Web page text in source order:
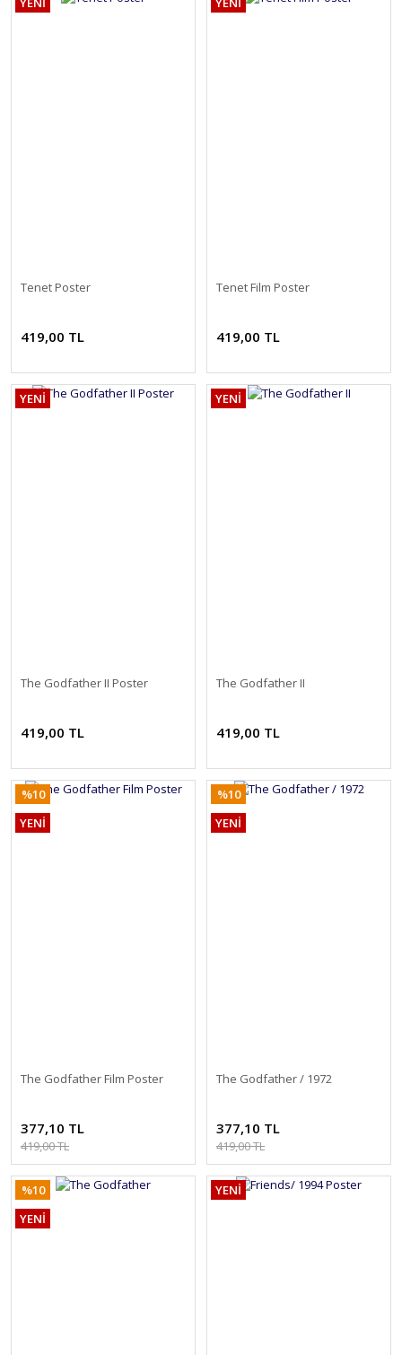
Tenet Poster
419,00 TL
Tenet Film Poster
419,00 TL
YENİ
The Godfather II Poster
419,00 TL
YENİ
The Godfather II
419,00 TL
%10
YENİ
The Godfather Film Poster
377,10 TL
419,00 TL
%10
YENİ
The Godfather / 1972
377,10 TL
419,00 TL
%10
YENİ
YENİ